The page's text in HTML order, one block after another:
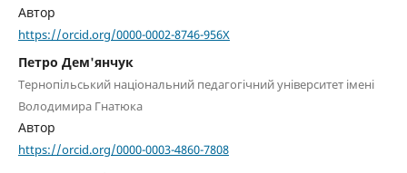
Автор
https://orcid.org/0000-0002-8746-956X
Петро Дем'янчук
Тернопільський національний педагогічний університет імені
Володимира Гнатюка
Автор
https://orcid.org/0000-0003-4860-7808